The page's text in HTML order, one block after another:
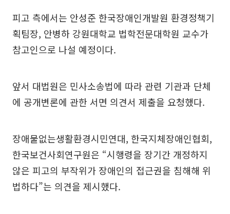
피고 측에서는 안성준 한국장애인개발원 환경정책기
획팀장, 안병하 강원대학교 법학전문대학원 교수가
참고인으로 나설 예정이다.
앞서 대법원은 민사소송법에 따라 관련 기관과 단체
에 공개변론에 관한 서면 의견서 제출을 요청했다.
장애물없는생활환경시민연대, 한국지체장애인협회,
한국보건사회연구원은 “시행령을 장기간 개정하지
않은 피고의 부작위가 장애인의 접근권을 침해해 위
법하다”는 의견을 제시했다.